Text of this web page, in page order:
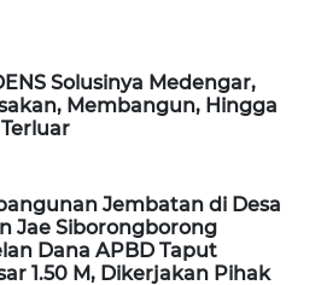
Solusinya Medengar,
Membangun, Hingga
Jembatan di Desa
Jae Siborongborong
Dana APBD Taput
1.50 M, Dikerjakan Pihak